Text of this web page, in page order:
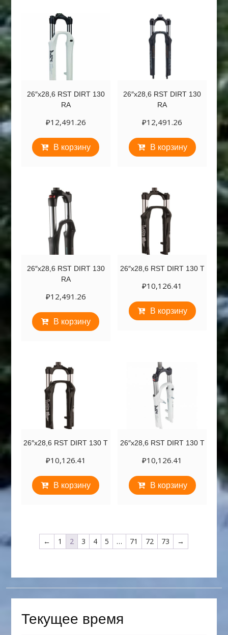
26″х28,6 RST DIRT 130
RA
₽12,491.26
В корзину
26″х28,6 RST DIRT 130
RA
₽12,491.26
В корзину
26″х28,6 RST DIRT 130
RA
₽12,491.26
В корзину
26″х28,6 RST DIRT 130 T
₽10,126.41
В корзину
26″х28,6 RST DIRT 130 T
₽10,126.41
В корзину
26″х28,6 RST DIRT 130 T
₽10,126.41
В корзину
← 1 2 3 4 5 … 71 72 73 →
Текущее время